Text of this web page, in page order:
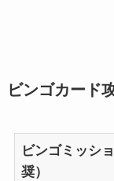
ビンゴカード
ビンゴミッシ
奨）